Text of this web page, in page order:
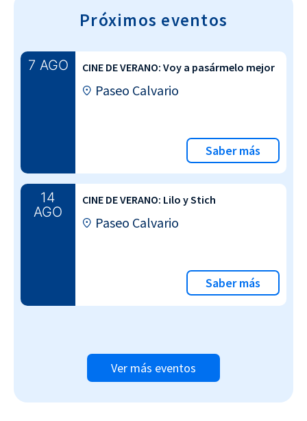
Próximos eventos
7 AGO CINE DE VERANO: Voy a pasármelo mejor
Paseo Calvario
Saber más
14
AGO
CINE DE VERANO: Lilo y Stich
Paseo Calvario
Saber más
Ver más eventos